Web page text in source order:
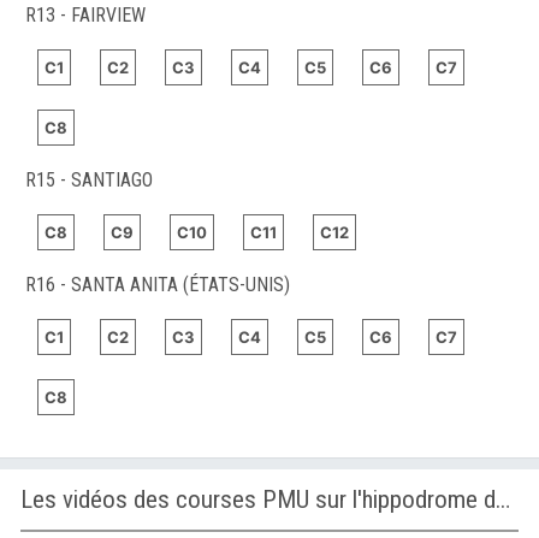
R13 - FAIRVIEW
C1 C2 C3 C4 C5 C6 C7
C8
R15 - SANTIAGO
C8 C9 C10 C11 C12
R16 - SANTA ANITA (ÉTATS-UNIS)
C1 C2 C3 C4 C5 C6 C7
C8
Les vidéos des courses PMU sur l'hippodrome de SANTA ANITA (ÉTATS-UNIS)